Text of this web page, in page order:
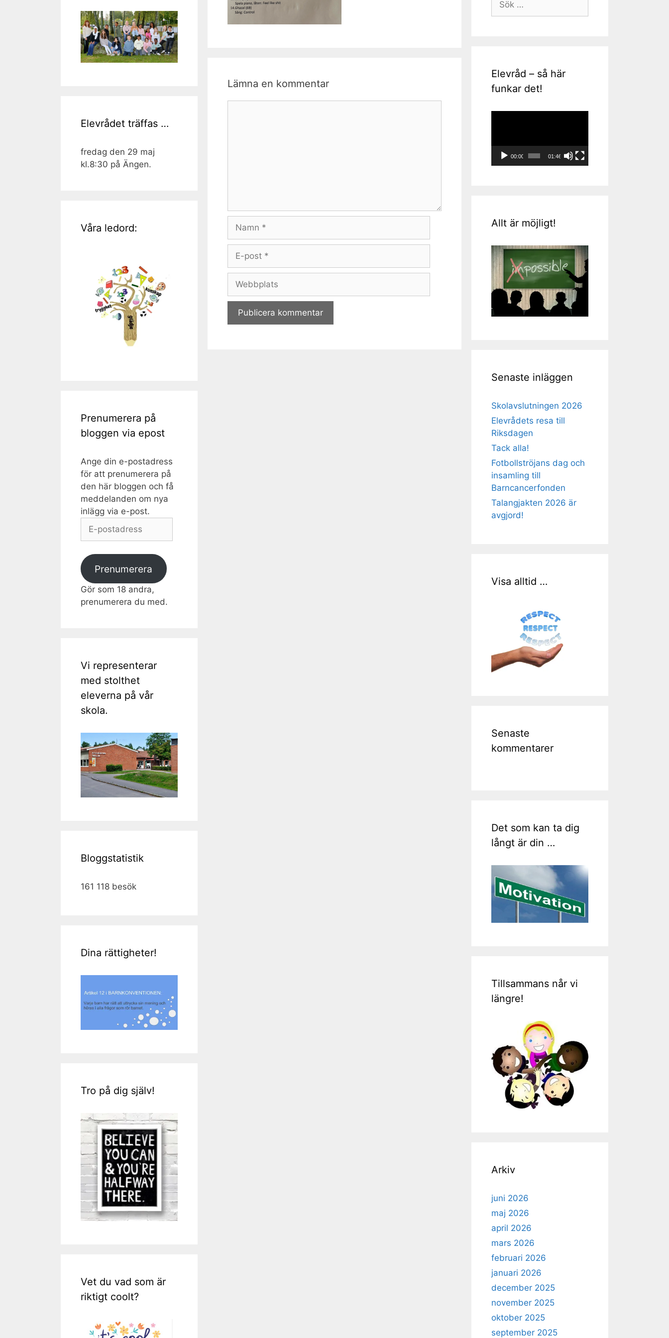
Lämna en kommentar
Namn
Webbplats
Elevrådet träffas …
fredag den 29 maj
kl.8:30 på Ängen.
Våra ledord:
Prenumerera på
bloggen via epost
Ange din e-postadress
för att prenumerera på
den här bloggen och få
meddelanden om nya
inlägg via e-post.
postadress
Prenumerera
Gör som 18 andra,
prenumerera du med.
Vi representerar
med stolthet
eleverna på vår
skola.
Bloggstatistik
161 118 besök
Dina rättigheter!
Tro på dig själv!
Vet du vad som är
riktigt coolt?
efter:
Elevråd – så här
funkar det!
00:00 01:46
Allt är möjligt!
Senaste inläggen
Skolavslutningen 2026
Elevrådets resa till
Riksdagen
Tack alla!
Fotbollströjans dag och
insamling till
Barncancerfonden
Talangjakten 2026 är
avgjord!
Visa alltid …
Senaste
kommentarer
Det som kan ta dig
långt är din …
Tillsammans når vi
längre!
Arkiv
juni 2026
maj 2026
april 2026
mars 2026
februari 2026
januari 2026
december 2025
november 2025
oktober 2025
september 2025